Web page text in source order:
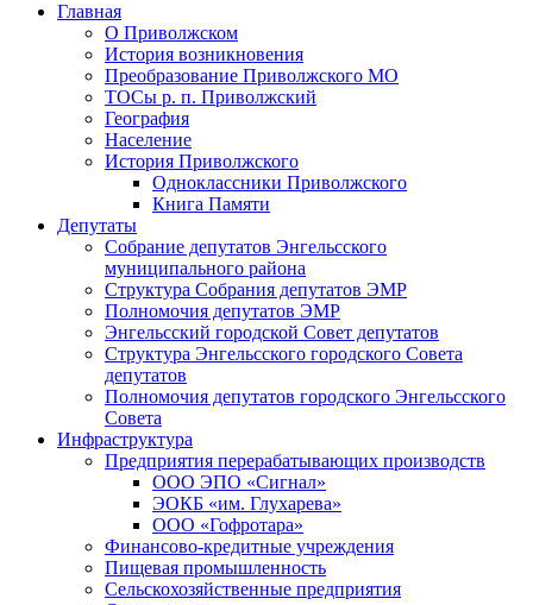
Главная
О Приволжском
История возникновения
Преобразование Приволжского МО
ТОСы р. п. Приволжский
География
Население
История Приволжского
Одноклассники Приволжского
Книга Памяти
Депутаты
Собрание депутатов Энгельсского
муниципального района
Структура Собрания депутатов ЭМР
Полномочия депутатов ЭМР
Энгельсский городской Совет депутатов
Структура Энгельсского городского Совета
депутатов
Полномочия депутатов городского Энгельсского
Совета
Инфраструктура
Предприятия перерабатывающих производств
ООО ЭПО «Сигнал»
ЭОКБ «им. Глухарева»
ООО «Гофротара»
Финансово-кредитные учреждения
Пищевая промышленность
Сельскохозяйственные предприятия